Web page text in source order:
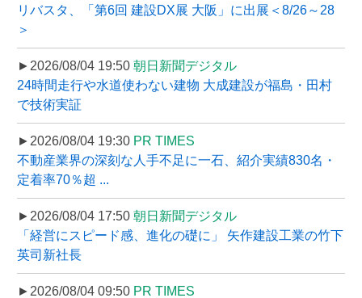
リバスタ、「第6回 建設DX展 大阪」に出展＜8/26～28
＞
►2026/08/04 19:50 朝日新聞デジタル
24時間走行や水道使わない建物 大成建設が福島・田村
で技術実証
►2026/08/04 19:30 PR TIMES
不動産業界の深刻な人手不足に一石、紹介実績830名・
定着率70％超 ...
►2026/08/04 17:50 朝日新聞デジタル
「経営にスピード感、進化の礎に」 矢作建設工業の竹下
英司新社長
►2026/08/04 09:50 PR TIMES